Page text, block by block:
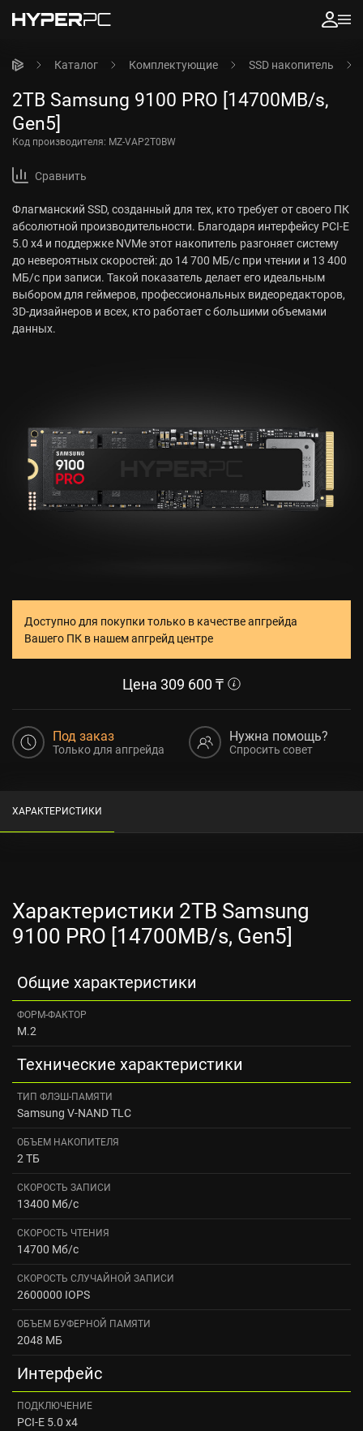
Каталог Комплектующие SSD накопитель
2TB Samsung 9100 PRO [14700MB/s,
Gen5]
Код производителя: MZ-VAP2T0BW
Сравнить
Флагманский SSD, созданный для тех, кто требует от своего ПК
абсолютной производительности. Благодаря интерфейсу PCI-E
5.0 x4 и поддержке NVMe этот накопитель разгоняет систему
до невероятных скоростей: до 14 700 МБ/с при чтении и 13 400
МБ/с при записи. Такой показатель делает его идеальным
выбором для геймеров, профессиональных видеоредакторов,
3D-дизайнеров и всех, кто работает с большими объемами
данных.
Доступно для покупки только в качестве апгрейда
Вашего ПК в нашем апгрейд центре
Цена 309 600 ₸
Под заказ
Только для апгрейда
Нужна помощь?
Спросить совет
ХАРАКТЕРИСТИКИ
Характеристики 2TB Samsung
9100 PRO [14700MB/s, Gen5]
Общие характеристики
ФОРМ-ФАКТОР
M.2
Технические характеристики
ТИП ФЛЭШ-ПАМЯТИ
Samsung V-NAND TLC
ОБЪЕМ НАКОПИТЕЛЯ
2 ТБ
СКОРОСТЬ ЗАПИСИ
13400 Мб/с
СКОРОСТЬ ЧТЕНИЯ
14700 Мб/с
СКОРОСТЬ СЛУЧАЙНОЙ ЗАПИСИ
2600000 IOPS
ОБЪЕМ БУФЕРНОЙ ПАМЯТИ
2048 МБ
Интерфейс
ПОДКЛЮЧЕНИЕ
PCI-E 5.0 x4